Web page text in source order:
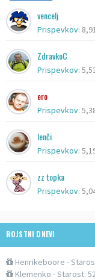
vencelj
Prispevkov:
ZdravkoC
Prispevkov:
ero
Prispevkov:
lenči
Prispevkov:
zz topka
Prispevkov:
ROJSTNI DNEVI
Henrikeboore -
Klemenko - Starost: